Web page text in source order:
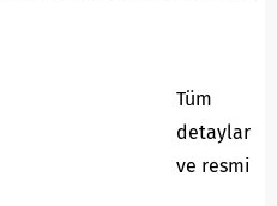
Tüm
detaylar
ve resmi